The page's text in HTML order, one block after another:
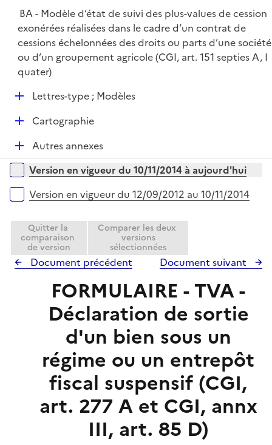
BA - Modèle d’état de suivi des plus-values de cession
exonérées réalisées dans le cadre d’un contrat de
cessions échelonnées des droits ou parts d’une société
ou d’un groupement agricole (CGI, art. 151 septies A, I
quater)
D
e
Lettres-type ; Modèles
D
p
e
Cartographie
D
é
p
e
r
Autres annexes
Versions sur la période
Version en vigueur du 10/11/2014 à aujourd'hui
Version en vigueur du 12/09/2012 au 10/11/2014
Quitter la
comparaison
de version
Comparer les deux
versions
sélectionnées
Document précédent Document suivant
FORMULAIRE - TVA -
Déclaration de sortie
d'un bien sous un
régime ou un entrepôt
fiscal suspensif (CGI,
art. 277 A et CGI, annx
III, art. 85 D)